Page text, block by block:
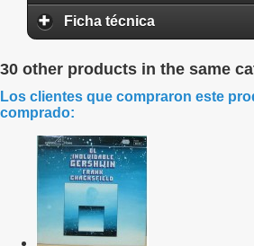
Ficha técnica
30 other products in the same
Los clientes que compraron este
comprado: